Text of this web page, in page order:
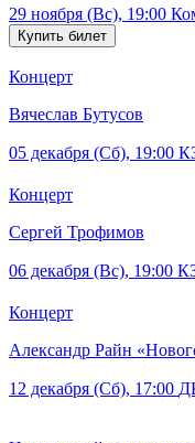
29 ноября (Вс), 19:00
Концерт
Вячеслав Бутусов
05 декабря (Сб), 19:00
Концерт
Сергей Трофимов
06 декабря (Вс), 19:00
Концерт
Александр Райн
12 декабря (Сб), 17:00